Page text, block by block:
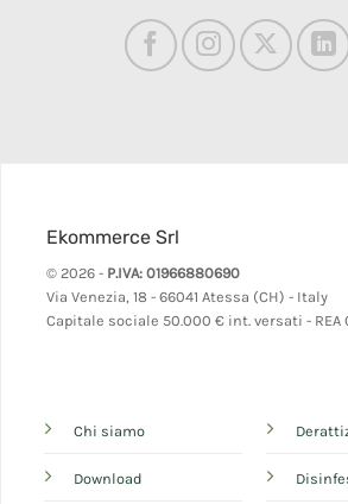
Ekommerce Srl
© 2026 - P.IVA: 01966880690
Via Venezia, 18 - 66041 Atessa (CH) - Italy
Capitale sociale 50.000 € int. versati - REA
Chi siamo
Download